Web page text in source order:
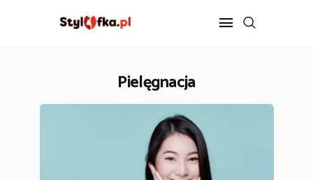
Pielęgnacja
STYLIZACJA